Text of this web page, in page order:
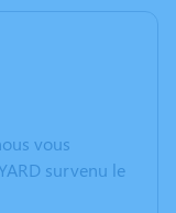
vous
survenu le